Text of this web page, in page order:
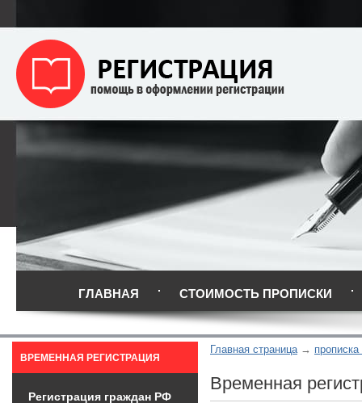
ГЛАВНАЯ СТОИМОСТЬ ПРОПИСКИ
Главная страница
Временная
ВРЕМЕННАЯ РЕГИСТРАЦИЯ
Регистрация граждан РФ